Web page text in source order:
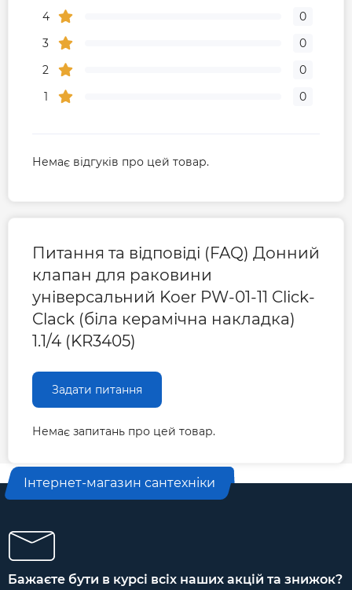
4
0
3
0
2
0
1
0
Немає відгуків про цей товар.
Питання та відповіді (FAQ) Донний
клапан для раковини
універсальний Koer PW-01-11 Click-
Clack (біла керамічна накладка)
1.1/4 (KR3405)
Задати питання
Немає запитань про цей товар.
Інтернет-магазин сантехніки
Бажаєте бути в курсі всіх наших акцій та знижок?